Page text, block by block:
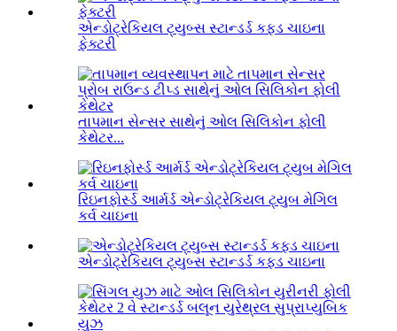
એન્ડોટ્રેકિયલ ટ્યુબ્સ સ્ટાન્ડર્ડ કફ્ડ ચાઇના
ફેક્ટરી
તાપમાન સેન્સર સાથેનું ઓલ સિલિકોન ફોલી
કેથેટર...
રિઇનફોર્સ્ડ આર્મર્ડ એન્ડોટ્રેકિયલ ટ્યુબ મેગિલ
કર્વ ચાઇના
એન્ડોટ્રેકિયલ ટ્યુબ્સ સ્ટાન્ડર્ડ કફ્ડ ચાઇના